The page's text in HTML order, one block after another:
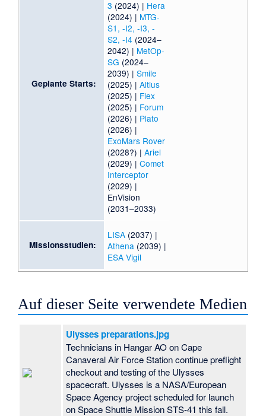
Geplante Starts:
3 (2024) | Hera
(2024) | MTG-
S1, -I2, -I3, -
S2, -I4(2024–
2042) | MetOp-
SG (2024–
2039) | Smile
(2025) | Altius
(2025) | Flex
(2025) | Forum
(2026) | Plato
(2026) |
ExoMars Rover
(2028?) | Ariel
(2029) | Comet
Interceptor
(2029) |
EnVision
(2031–2033)
Missionsstudien:
LISA(2037) |
Athena (2039) |
ESA Vigil
Auf dieser Seite verwendete Medien
Ulysses preparations.jpg
Technicians in Hangar AO on Cape
Canaveral Air Force Station continue preflight
checkout and testing of the Ulysses
spacecraft. Ulysses is a NASA/European
Space Agency project scheduled for launch
on Space Shuttle Mission STS-41 this fall.